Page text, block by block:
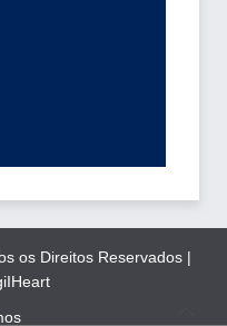
os Direitos Reservados |